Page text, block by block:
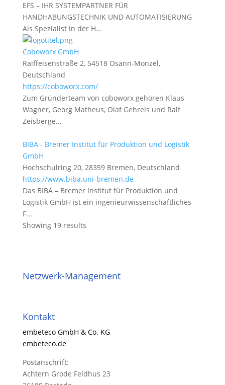
EFS – IHR SYSTEMPARTNER FÜR
HANDHABUNGSTECHNIK UND AUTOMATISIERUNG
Als Spezialist in der H...
Coboworx GmbH
Raiffeisenstraße 2, 54518 Osann-Monzel,
Deutschland
https://coboworx.com/
Zum Gründerteam von coboworx gehören Klaus
Wagner, Georg Matheus, Olaf Gehrels und Ralf
Zeisberge...
BIBA - Bremer Institut für Produktion und Logistik
GmbH
Hochschulring 20, 28359 Bremen, Deutschland
https://www.biba.uni-bremen.de
Das BIBA – Bremer Institut für Produktion und
Logistik GmbH ist ein ingenieurwissenschaftliches
F...
Showing 19 results
Netzwerk-Management
Kontakt
embeteco GmbH & Co. KG
embeteco.de
Postanschrift:
Achtern Grode Feldhus 23